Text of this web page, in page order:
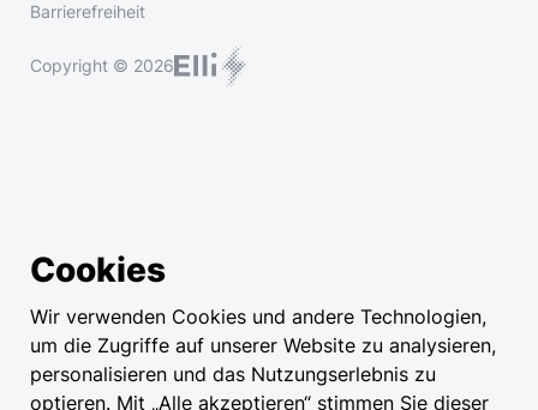
Barrierefreiheit
Copyright © 2026
Cookies
Wir verwenden Cookies und andere Technologien,
um die Zugriffe auf unserer Website zu analysieren,
personalisieren und das Nutzungserlebnis zu
optieren. Mit „Alle akzeptieren“ stimmen Sie dieser